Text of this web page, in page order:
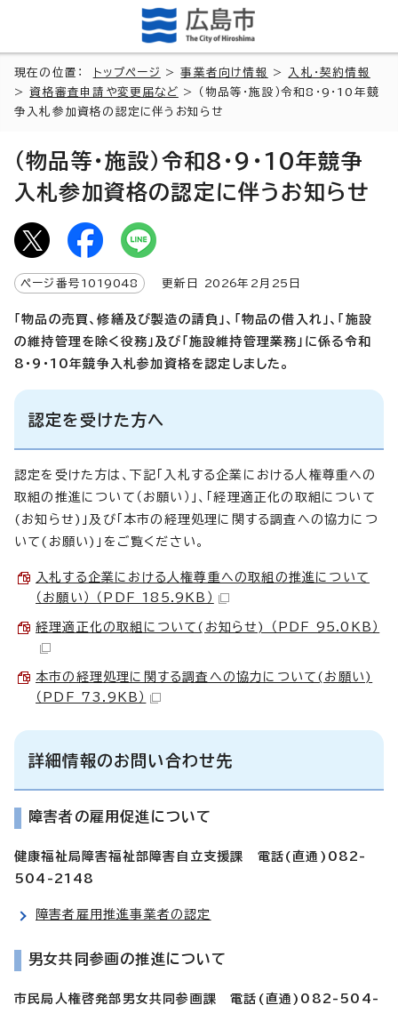
現在の位置： トップページ >事業者向け情報 >
入札・契約情報
>資格審査申請や変更届など > （物品等・施設）令和8・9・10年競
争入札参加資格の認定に伴うお知らせ
（物品等・施設）令和8・9・10年競争
入札参加資格の認定に伴うお知らせ
ページ番号 1019048 更新日 2026年2月 25 日
「物品の売買、修繕及び製造の請負」、「物品の借入れ」、「施設
の維持管理を除く役務」及び「施設維持管理業務」に係る令和
8・9・10年競争入札参加資格を認定しました。
認定を受けた方へ
認定を受けた方は、下記「入札する企業における人権尊重への
取組の推進について（お願い）」、「経理適正化の取組について
(お知らせ)」及び「本市の経理処理に関する調査への協力につ
いて(お願い)」をご覧ください。
入札する企業における人権尊重への取組の推進について
（お願い） （PDF 185.9KB）
経理適正化の取組について(お知らせ) （PDF 95.0KB）
本市の経理処理に関する調査への協力について(お願い)
（PDF 73.9KB）
詳細情報のお問い合わせ先
障害者の雇用促進について
健康福祉局障害福祉部障害自立支援課 電話(直通)082-
504-2148
障害者雇用推進事業者の認定
男女共同参画の推進について
市民局人権啓発部男女共同参画課 電話(直通)082-504-